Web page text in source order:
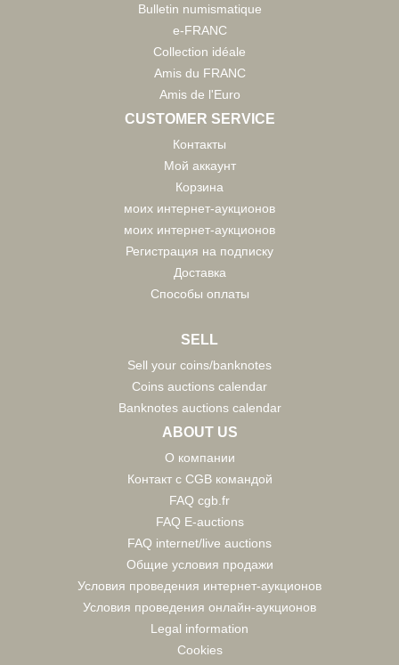
Bulletin numismatique
e-FRANC
Collection idéale
Amis du FRANC
Amis de l'Euro
CUSTOMER SERVICE
Контакты
Мой аккаунт
Корзина
моих интернет-аукционов
моих интернет-аукционов
Регистрация на подписку
Доставка
Способы оплаты
SELL
Sell your coins/banknotes
Coins auctions calendar
Banknotes auctions calendar
ABOUT US
О компании
Контакт с CGB командой
FAQ cgb.fr
FAQ E-auctions
FAQ internet/live auctions
Общие условия продажи
Условия проведения интернет-аукционов
Условия проведения онлайн-аукционов
Legal information
Cookies